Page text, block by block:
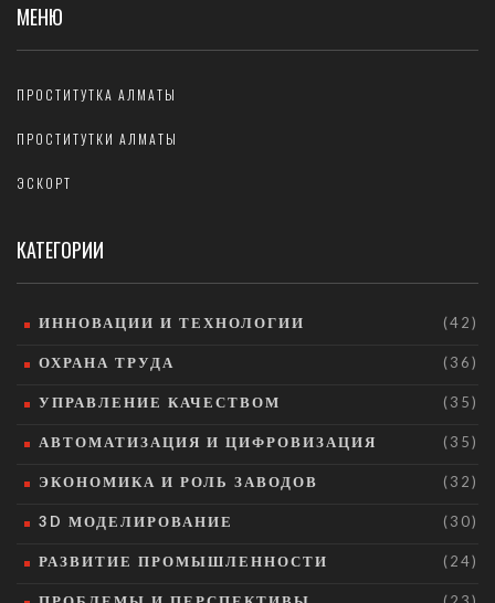
МЕНЮ
ПРОСТИТУТКА АЛМАТЫ
ПРОСТИТУТКИ АЛМАТЫ
ЭСКОРТ
КАТЕГОРИИ
ИННОВАЦИИ И ТЕХНОЛОГИИ (42)
ОХРАНА ТРУДА (36)
УПРАВЛЕНИЕ КАЧЕСТВОМ (35)
АВТОМАТИЗАЦИЯ И ЦИФРОВИЗАЦИЯ (35)
ЭКОНОМИКА И РОЛЬ ЗАВОДОВ (32)
3D МОДЕЛИРОВАНИЕ (30)
РАЗВИТИЕ ПРОМЫШЛЕННОСТИ (24)